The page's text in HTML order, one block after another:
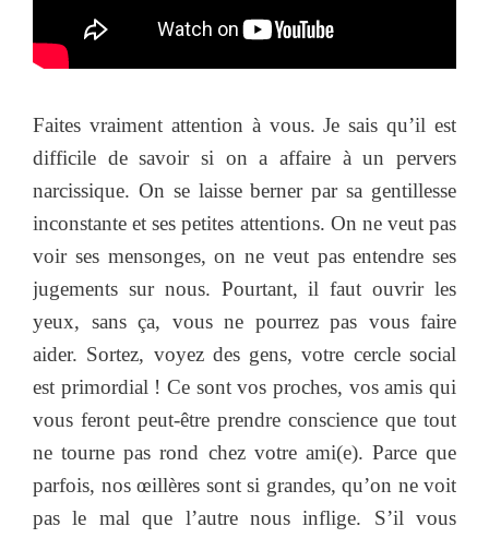
Faites vraiment attention à vous. Je sais qu’il est
difficile de savoir si on a affaire à un pervers
narcissique. On se laisse berner par sa gentillesse
inconstante et ses petites attentions. On ne veut pas
voir ses mensonges, on ne veut pas entendre ses
jugements sur nous. Pourtant, il faut ouvrir les
yeux, sans ça, vous ne pourrez pas vous faire
aider. Sortez, voyez des gens, votre cercle social
est primordial ! Ce sont vos proches, vos amis qui
vous feront peut-être prendre conscience que tout
ne tourne pas rond chez votre ami(e). Parce que
parfois, nos œillères sont si grandes, qu’on ne voit
pas le mal que l’autre nous inflige. S’il vous